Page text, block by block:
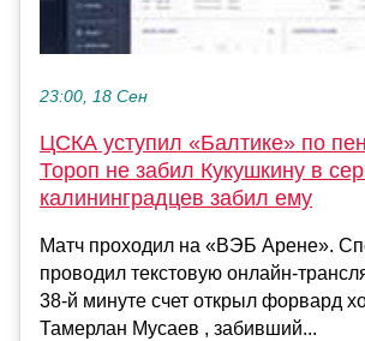
23:00, 18 Сен
ЦСКА уступил «Балтике» по
Тороп не забил Кукушкину в
калининградцев забил ему
Матч проходил на «ВЭБ Арене».
проводил текстовую онлайн-
38-й минуте счет открыл форвард
Тамерлан Мусаев , забивший...